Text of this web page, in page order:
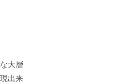
大層
出来